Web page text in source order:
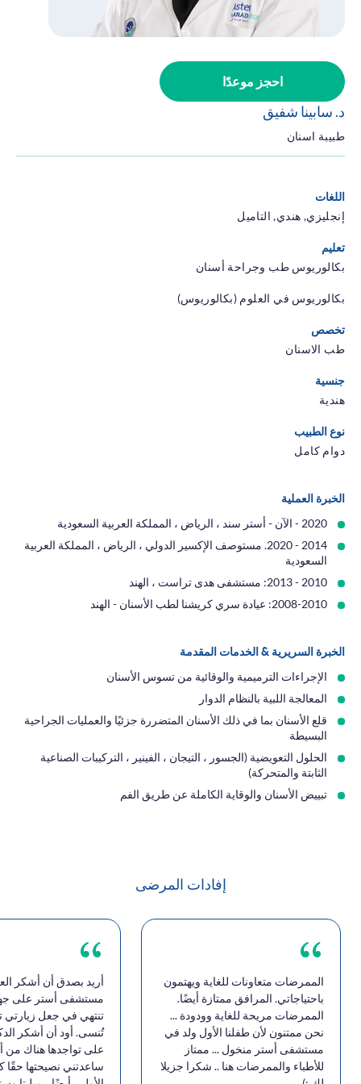
والتغذية
الطب الباطني
جراحة
المناظر
جراحة تجميل
احجز موعدًا
د. سابينا شفيق
طبيبة اسنان
اللغات
إنجليزي, هندي, التاميل
تعليم
بكالوريوس طب وجراحة أسنان
بكالوريوس في العلوم (بكالوريوس)
تخصص
طب الاسنان
جنسية
هندية
نوع الطبيب
دوام كامل
الخبرة العملية
2020 - الآن - أستر سند ، الرياض ، المملكة العربية السعودية
2014 - 2020. مستوصف الإكسير الدولي ، الرياض ، المملكة العربية
السعودية
2010 - 2013: مستشفى هدى تراست ، الهند
2008-2010: عيادة سري كريشنا لطب الأسنان - الهند
الخبرة السريرية & الخدمات المقدمة
الإجراءات الترميمية والوقائية من تسوس الأسنان
المعالجة اللبية بالنظام الدوار
قلع الأسنان بما في ذلك الأسنان المتضررة جزئيًا والعمليات الجراحية
البسيطة
الحلول التعويضية (الجسور ، التيجان ، الفينير ، التركيبات الصناعية
الثابتة والمتحركة)
تبييض الأسنان والوقاية الكاملة عن طريق الفم
إفادات المرضى
الممرضات متعاونات للغاية ويهتمون
باحتياجاتي. المرافق ممتازة أيضًا.
الممرضات مريحة للغاية وودودة ...
نحن ممتنون لأن طفلنا الأول ولد في
مستشفى أستر منخول ... ممتاز
للأطباء والممرضات هنا .. شكرا جزيلا
أريد بصدق أن أشكر
مستشفى أستر على
تنتهي في جعل زيارتي
تُنسى. أود أن أشكر
على تواجدها هناك من
ساعدتني نصيحتها حقًا